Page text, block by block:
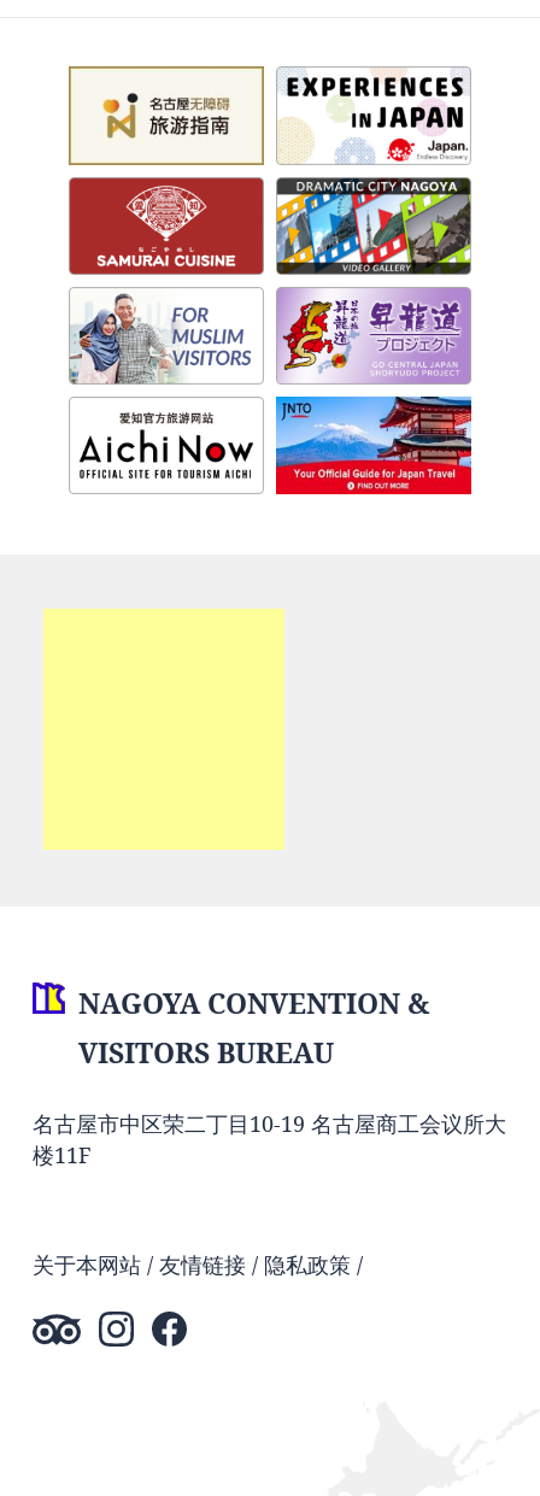
NAGOYA CONVENTION &
VISITORS BUREAU
名古屋市中区荣二丁目10-19 名古屋商工会议所大
楼11F
关于本网站 友情链接 隐私政策